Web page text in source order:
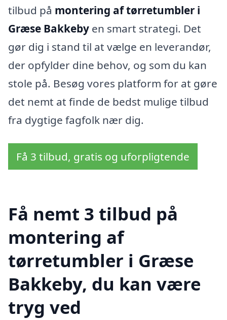
tilbud på montering af tørretumbler i
Græse Bakkeby en smart strategi. Det
gør dig i stand til at vælge en leverandør,
der opfylder dine behov, og som du kan
stole på. Besøg vores platform for at gøre
det nemt at finde de bedst mulige tilbud
fra dygtige fagfolk nær dig.
Få 3 tilbud, gratis og uforpligtende
Få nemt 3 tilbud på
montering af
tørretumbler i Græse
Bakkeby, du kan være
tryg ved